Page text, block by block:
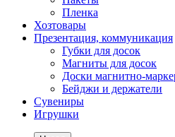
Пленка
Хозтовары
Презентация, коммуникация
Губки для досок
Магниты для досок
Доски магнитно-
Бейджи и держатели
Сувениры
Игрушки